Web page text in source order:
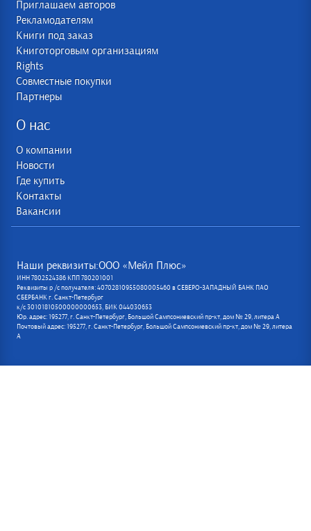
Приглашаем авторов
Рекламодателям
Книги под заказ
Книготорговым организациям
Rights
Совместные покупки
Партнеры
О нас
О компании
Новости
Где купить
Контакты
Вакансии
Наши реквизиты:ООО «Мейл Плюс»
ИНН 7802524386 КПП 780201001
Реквизиты р /с получателя: 40702810955080005460 в СЕВЕРО-ЗАПАДНЫЙ БАНК ПАО
СБЕРБАНК г. Санкт-Петербург
к/с 30101810500000000653, БИК 044030653
Юр. адрес: 195277, г. Санкт-Петербург, Большой Сампсониевский пр-кт, дом № 29, литера А
Почтовый адрес: 195277, г. Санкт-Петербург, Большой Сампсониевский пр-кт, дом № 29, литера
А